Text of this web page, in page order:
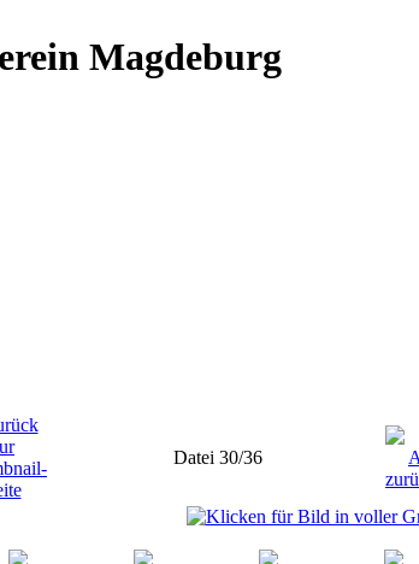
Magdeburg
Datei 30/36